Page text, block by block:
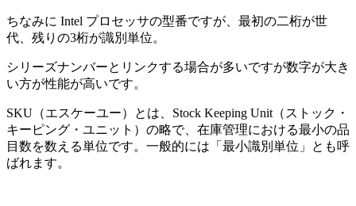
ちなみに Intel プロセッサの型番ですが、最初の二桁が世
代、残りの3桁が識別単位。
シリーズナンバーとリンクする場合が多いですが数字が大き
い方が性能が高いです。
SKU（エスケーユー）とは、Stock Keeping Unit（ストック・
キーピング・ユニット）の略で、在庫管理における最小の品
目数を数える単位です。一般的には「最小識別単位」とも呼
ばれます。